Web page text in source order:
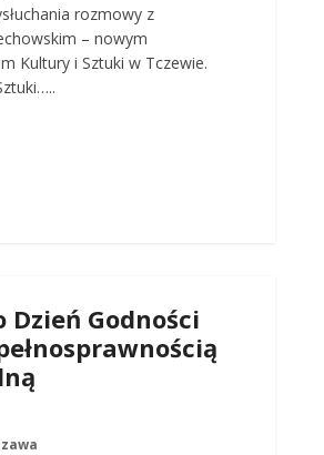
rozmowy z
– nowym
Kultury i Sztuki w Tczewie.
Dzień Godności